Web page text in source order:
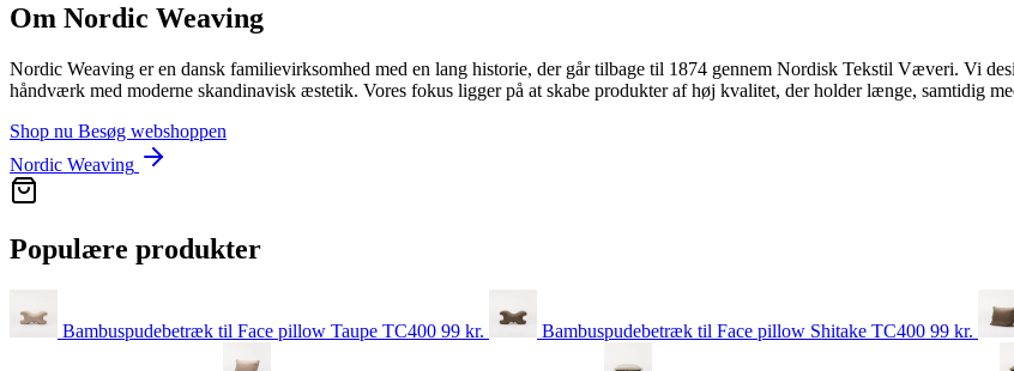
Om Nordic Weaving
Nordic Weaving er en dansk familievirksomhed med en lang historie, der går tilbage til 1874 gennem Nordisk Tekstil Væveri. Vi
håndværk med moderne skandinavisk æstetik. Vores fokus ligger på at skabe produkter af høj kvalitet, der holder længe, samtidig
Shop nu Besøg webshoppen
Nordic Weaving
Populære produkter
Bambuspudebetræk til Face pillow Taupe TC400 99 kr. Bambuspudebetræk til Face pillow Shitake TC400 99 kr.